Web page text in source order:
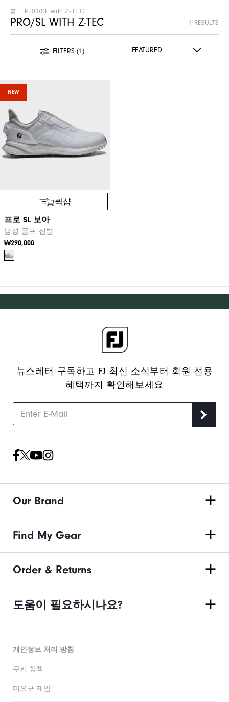
홈 PRO/SL with Z-TEC
PRO/SL WITH Z-TEC 1 RESULTS
FILTERS (1)
NEW
퀵샵
프로 SL 보아
남성 골프 신발
₩290,000
뉴스레터 구독하고 FJ 최신 소식부터 회원 전용
혜택까지 확인해보세요
Our Brand
Find My Gear
Order & Returns
도움이 필요하시나요?
개인정보 처리 방침
쿠키 정책
미요구 제안